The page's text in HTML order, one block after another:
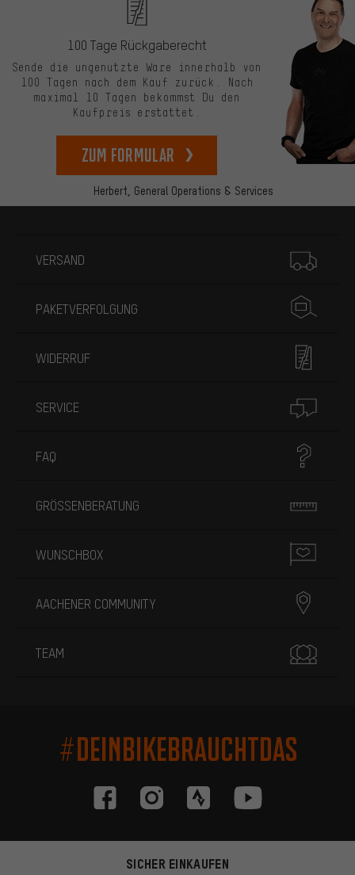
Herbert, General Operations & Services
100 Tage Rückgaberecht
Sende die ungenutzte Ware innerhalb von
100 Tagen nach dem Kauf zurück. Nach
maximal 10 Tagen bekommst Du den
Kaufpreis erstattet.
zum Formular
VERSAND
PAKETVERFOLGUNG
WIDERRUF
SERVICE
FAQ
GRÖSSENBERATUNG
WUNSCHBOX
AACHENER COMMUNITY
TEAM
#DEINBIKEBRAUCHTDAS
SICHER EINKAUFEN
Passendere Angebote